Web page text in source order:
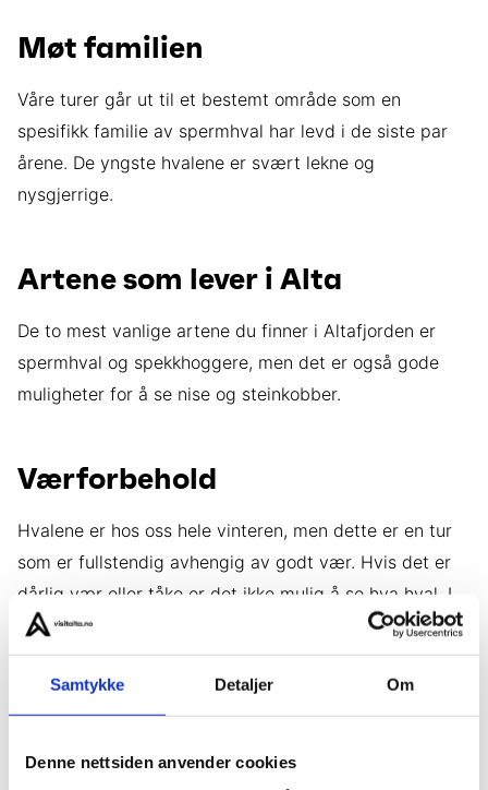
Samtykke Detaljer Om
Denne nettsiden anvender cookies
Møt familien
Våre turer går ut til et bestemt område som en
spesifikk familie av spermhval har levd i de siste par
årene. De yngste hvalene er svært lekne og
nysgjerrige.
Artene som lever i Alta
De to mest vanlige artene du finner i Altafjorden er
spermhval og spekkhoggere, men det er også gode
muligheter for å se nise og steinkobber.
Værforbehold
Hvalene er hos oss hele vinteren, men dette er en tur
som er fullstendig avhengig av godt vær. Hvis det er
dårlig vær eller tåke er det ikke mulig å se hva hval. I
dette tilfellet kan vi vente til det blir godt vær eller
arrangere en annen opplevelse for dere.